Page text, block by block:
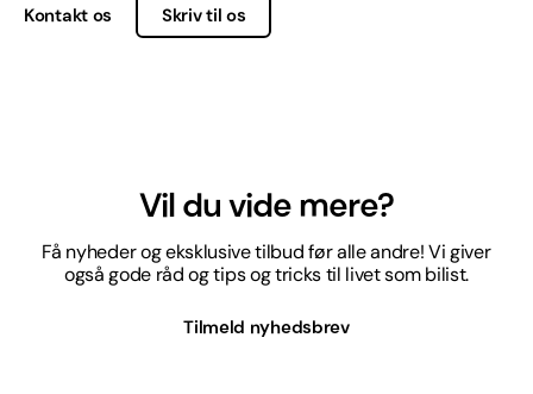
Kontakt os Skriv til os
Vil du vide mere?
Få nyheder og eksklusive tilbud før alle andre! Vi giver
også gode råd og tips og tricks til livet som bilist.
Tilmeld nyhedsbrev